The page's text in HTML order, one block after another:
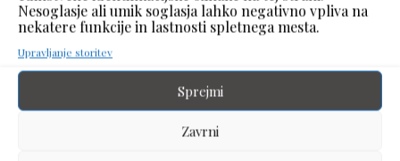
Nesoglasje ali umik soglasja lahko negativno vpliva na
nekatere funkcije in lastnosti spletnega mesta.
Upravljanje storitev
Sprejmi
Zavrni
uporabo ali posebne priložnosti. Popolna izbira za modni
dodatek, ki združuje slog in funkcionalnost.